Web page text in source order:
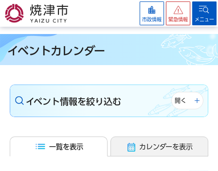
焼津市
市政情報 緊急情報 メニュー
イベントカレンダー
イベント情報を絞り込む 開く
一覧を表示 カレンダーを表示